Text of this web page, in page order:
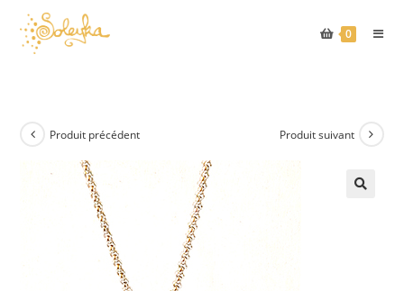
content
0
Produit précédent Produit suivant